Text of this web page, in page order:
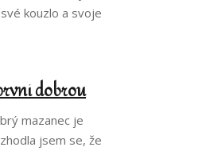
kouzlo a svoje
dobrou
mazanec je
jsem se, že